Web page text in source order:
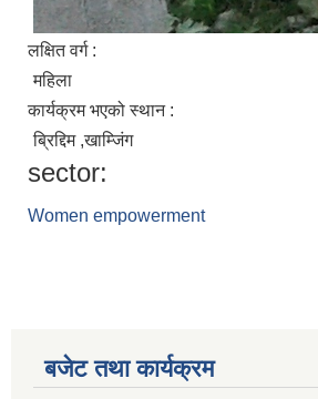
लक्षित वर्ग :
महिला
कार्यक्रम भएको स्थान :
ब्रिद्दिम ,खाम्जिंग
sector:
Women empowerment
बजेट तथा कार्यक्रम